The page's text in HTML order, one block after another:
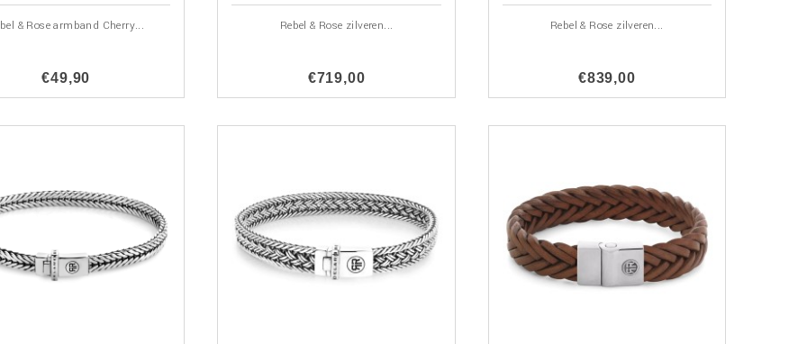
& Rose armband Cherry...
€49,90
Rebel & Rose zilveren...
€719,00
Rebel & Rose zilveren...
€839,00